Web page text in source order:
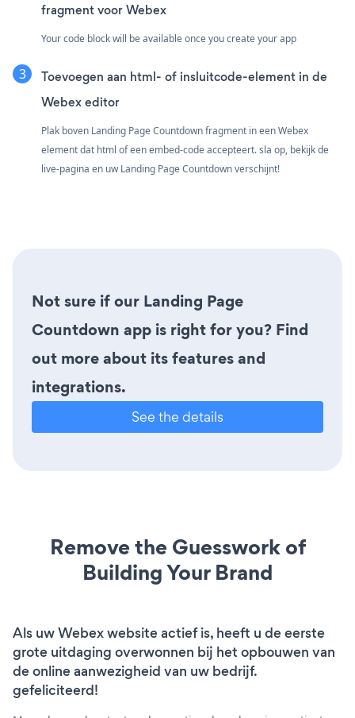
fragment voor Webex
Your code block will be available once you create your app
Toevoegen aan html- of insluitcode-element in de
Webex editor
Plak boven Landing Page Countdown fragment in een Webex
element dat html of een embed-code accepteert. sla op, bekijk de
live-pagina en uw Landing Page Countdown verschijnt!
Not sure if our Landing Page
Countdown app is right for you? Find
out more about its features and
integrations.
See the details
Remove the Guesswork of
Building Your Brand
Als uw Webex website actief is, heeft u de eerste
grote uitdaging overwonnen bij het opbouwen van
de online aanwezigheid van uw bedrijf.
gefeliciteerd!